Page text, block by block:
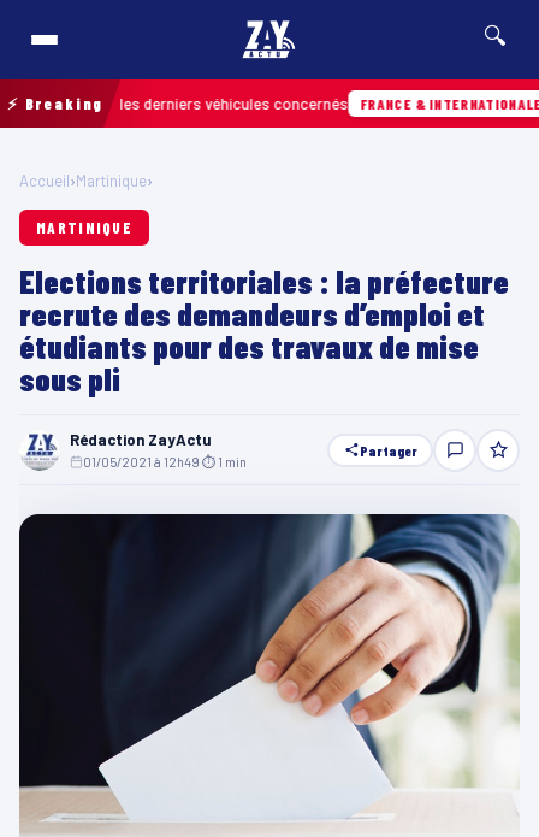
🔍
⚡ Breakingles derniers véhicules concernés FRANCE & INTERNATIONALE
Accueil›Martinique›
MARTINIQUE
Elections territoriales : la préfecture
recrute des demandeurs d’emploi et
étudiants pour des travaux de mise
sous pli
Rédaction ZayActu
01/05/2021 à 12h49 ⏱ 1 min
Partager